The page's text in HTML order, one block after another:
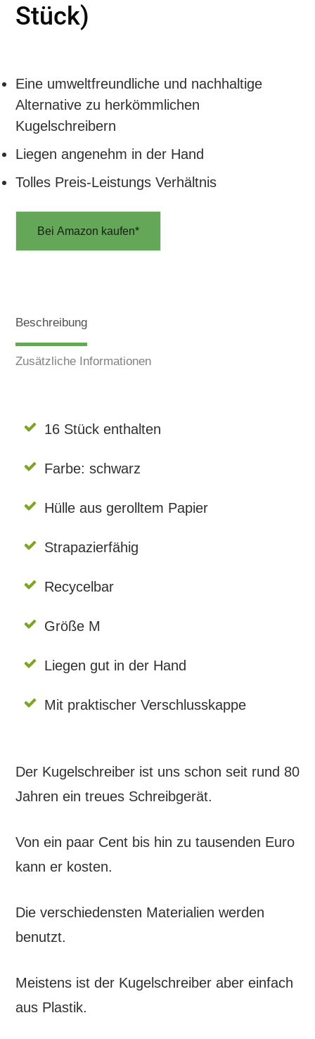
Stück)
Eine umweltfreundliche und nachhaltige
Alternative zu herkömmlichen
Kugelschreibern
Liegen angenehm in der Hand
Tolles Preis-Leistungs Verhältnis
Bei Amazon kaufen*
Beschreibung
Zusätzliche Informationen
16 Stück enthalten
Farbe: schwarz
Hülle aus gerolltem Papier
Strapazierfähig
Recycelbar
Größe M
Liegen gut in der Hand
Mit praktischer Verschlusskappe
Der Kugelschreiber ist uns schon seit rund 80
Jahren ein treues Schreibgerät.
Von ein paar Cent bis hin zu tausenden Euro
kann er kosten.
Die verschiedensten Materialien werden
benutzt.
Meistens ist der Kugelschreiber aber einfach
aus Plastik.